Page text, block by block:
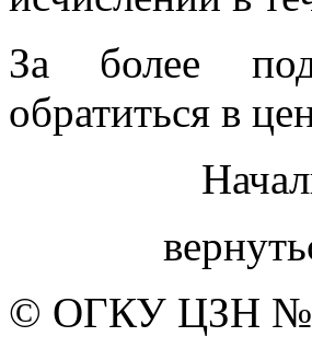
За более
обратиться в
© ОГКУ ЦЗН